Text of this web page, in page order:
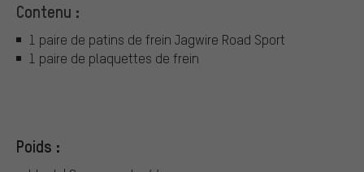
Contenu :
1 paire de patins de frein Jagwire Road Sport
1 paire de plaquettes de frein
Poids :